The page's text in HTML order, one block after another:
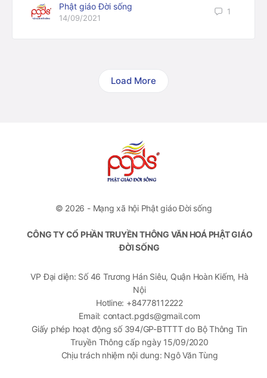
Phật giáo Đời sống
14/09/2021
1
Load More
© 2026 - Mạng xã hội Phật giáo Đời sống
CÔNG TY CỔ PHẦN TRUYỀN THÔNG VĂN HOÁ PHẬT GIÁO
ĐỜI SỐNG
VP Đại diện: Số 46 Trương Hán Siêu, Quận Hoàn Kiếm, Hà
Nội
Hotline: +84778112222
Email: contact.pgds@gmail.com
Giấy phép hoạt động số 394/GP-BTTTT do Bộ Thông Tin
Truyền Thông cấp ngày 15/09/2020
Chịu trách nhiệm nội dung: Ngô Văn Tùng